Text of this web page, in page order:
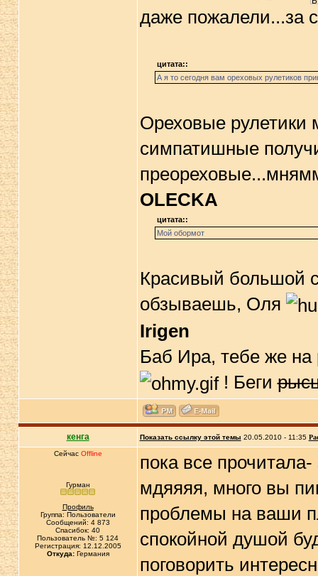
даже пожалели...за
цитата::
А я то сегодня вам ореховых рулетиков
Ореховые рулетики
симпатишные
OLECKA
цитата::
Мой обормот
Красивый большой
обзываешь, Оля
Irigen
Баб Ира, тебе же на
! Беги
кенга Показать ссылку этой темы 20.05.2010 - 11:35
Сейчас Offline
Гурман
Профиль
Группа: Пользователи
Сообщений: 4 873
Спасибок: 40
Пользователь №: 5 124
Регистрация: 12.12.2005
Откуда:Германия
пока все
мдяяяя, много вы
проблемы на ваши
спокойной душой
поговорить